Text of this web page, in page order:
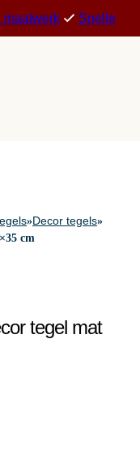
maatwerk Snelle
»Decor tegels»
cm
tegel mat